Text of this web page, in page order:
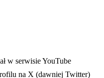
karcie
w serwisie YouTube
na X (dawniej Twitter)